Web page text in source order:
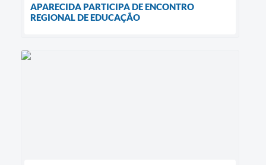
APARECIDA PARTICIPA DE ENCONTRO
REGIONAL DE EDUCAÇÃO